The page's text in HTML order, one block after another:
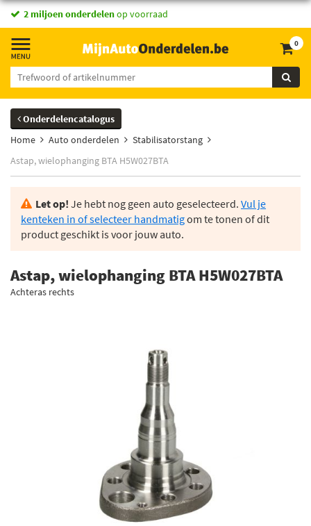
2 miljoen onderdelenop voorraad
0
Onderdelencatalogus
Home
Auto onderdelen
Stabilisatorstang
Astap, wielophanging BTA H5W027BTA
Let op! Je hebt nog geen auto geselecteerd. Vul je
kenteken in of selecteer handmatigom te tonen of dit
product geschikt is voor jouw auto.
Astap, wielophanging BTA H5W027BTA
Achteras rechts